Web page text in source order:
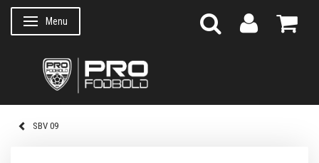
Skifte navigation
Menu
SBV 09